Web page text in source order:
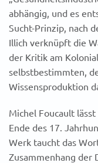
abhängig, und es
Sucht-Prinzip, nach
Illich verknüpft die
der Kritik am
selbstbestimmten,
Wissensproduktion
Michel Foucault
Ende des 17.
Werk taucht das
Zusammenhang der